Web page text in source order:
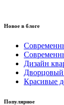
Новое в блоге
Дизайн
Дворцовый
Красивые
Популярное